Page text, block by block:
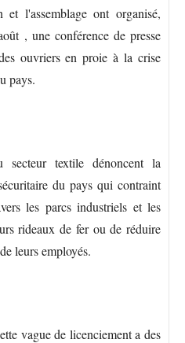
l'assemblage ont organisé,
, une conférence de presse
ouvriers en proie à la crise
pays.
textile dénoncent la
du pays qui contraint
les parcs industriels et les
rideaux de fer ou de réduire
leurs employés.
vague de licenciement a des